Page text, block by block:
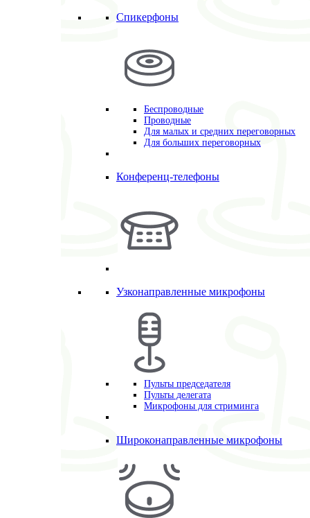
Спикерфоны
Беспроводные
Проводные
Для малых и средних переговорных
Для больших переговорных
Конференц-телефоны
Узконаправленные микрофоны
Пульты председателя
Пульты делегата
Микрофоны для стриминга
Широконаправленные микрофоны